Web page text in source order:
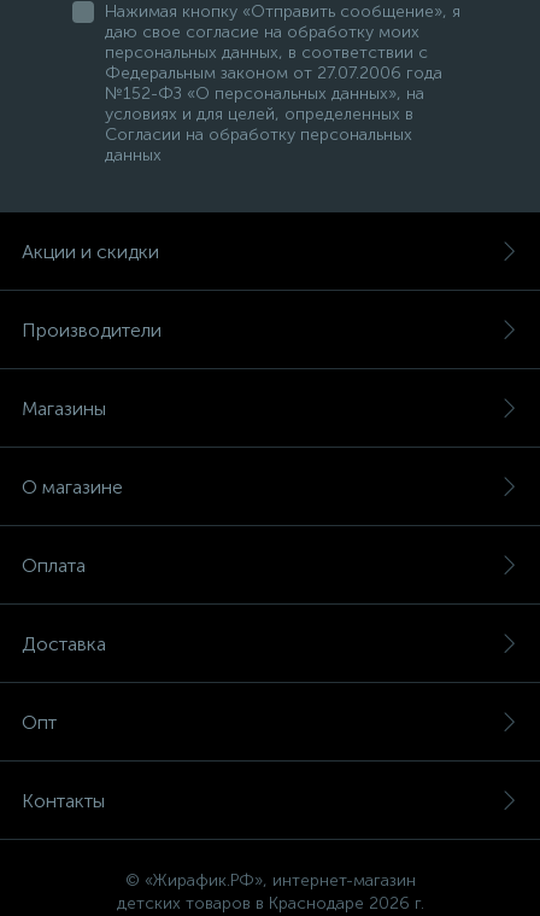
Нажимая кнопку «Отправить сообщение», я
даю свое согласие на обработку моих
персональных данных, в соответствии с
Федеральным законом от 27.07.2006 года
№152-ФЗ «О персональных данных», на
условиях и для целей, определенных в
Согласии на обработку персональных
данных
Акции и скидки
Производители
Магазины
О магазине
Оплата
Доставка
Опт
Контакты
© «Жирафик.РФ», интернет-магазин
детских товаров в Краснодаре 2026 г.